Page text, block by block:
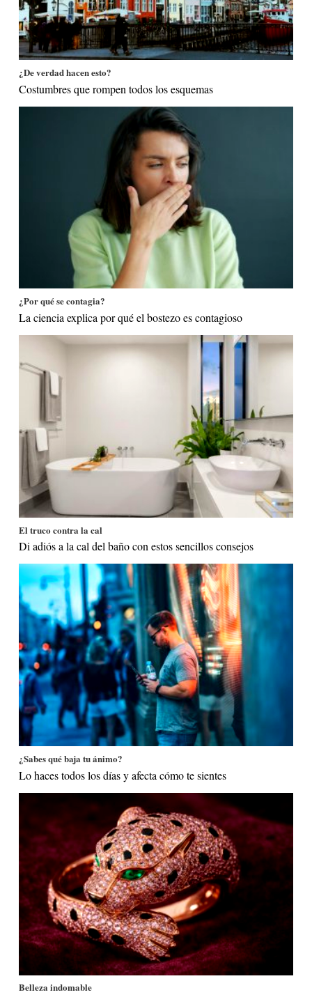
¿De verdad hacen esto?
Costumbres que rompen todos los esquemas
¿Por qué se contagia?
La ciencia explica por qué el bostezo es contagioso
El truco contra la cal
Di adiós a la cal del baño con estos sencillos consejos
¿Sabes qué baja tu ánimo?
Lo haces todos los días y afecta cómo te sientes
Belleza indomable